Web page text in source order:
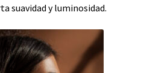
suavidad y luminosidad.